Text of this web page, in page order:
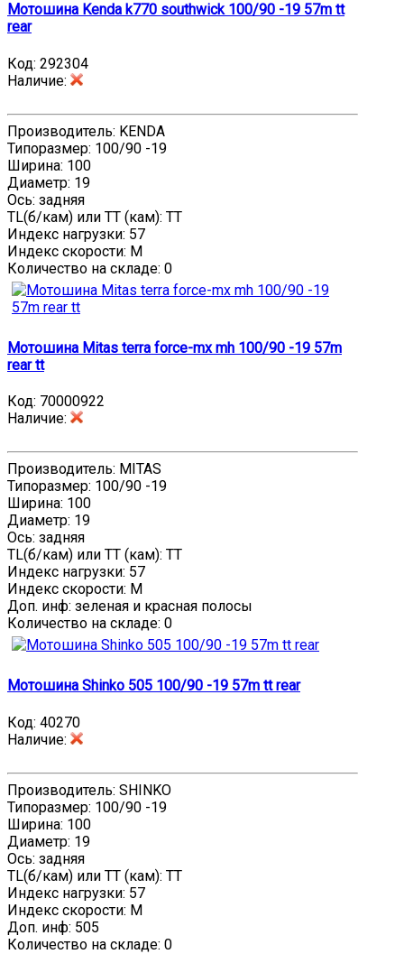
Мотошина Kenda k770 southwick 100/90 -19 57m tt
rear
Код: 292304
Наличие:
Производитель: KENDA
Типоразмер: 100/90 -19
Ширина: 100
Диаметр: 19
Ось: задняя
TL(б/кам) или TT (кам): TT
Индекс нагрузки: 57
Индекс скорости: M
Количество на складе: 0
Мотошина Mitas terra force-mx mh 100/90 -19 57m
rear tt
Код: 70000922
Наличие:
Производитель: MITAS
Типоразмер: 100/90 -19
Ширина: 100
Диаметр: 19
Ось: задняя
TL(б/кам) или TT (кам): TT
Индекс нагрузки: 57
Индекс скорости: M
Доп. инф: зеленая и красная полосы
Количество на складе: 0
Мотошина Shinko 505 100/90 -19 57m tt rear
Код: 40270
Наличие:
Производитель: SHINKO
Типоразмер: 100/90 -19
Ширина: 100
Диаметр: 19
Ось: задняя
TL(б/кам) или TT (кам): TT
Индекс нагрузки: 57
Индекс скорости: M
Доп. инф: 505
Количество на складе: 0